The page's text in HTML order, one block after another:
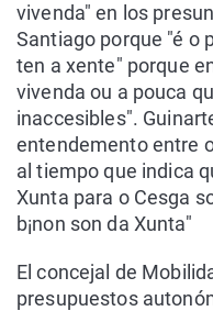
vivenda" en los
Santiago porque "é o
ten a xente" porque
vivenda ou a pouca
inaccesibles".
entendemento entre
al tiempo que indica
Xunta para o Cesga
b¡non son da Xunta"
El concejal de
presupuestos